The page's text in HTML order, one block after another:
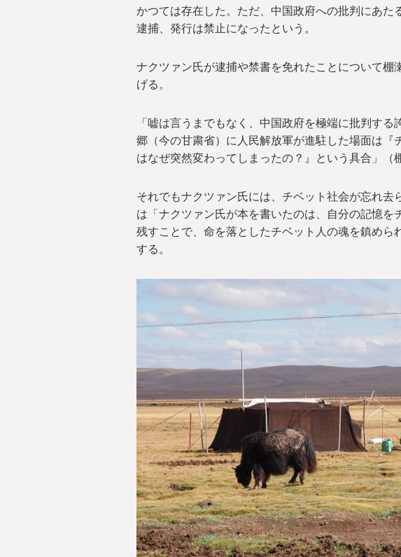
かつては存在した。ただ、中国政府への批判にあた
逮捕、発行は禁止になったという。
ナクツァン氏が逮捕や禁書を免れたことについて棚
げる。
「嘘は言うまでもなく、中国政府を極端に批判す
郷（今の甘粛省）に人民解放軍が進駐した場面は『
はなぜ突然変わってしまったの？』という具合」（
それでもナクツァン氏には、チベット社会が忘れ去
は「ナクツァン氏が本を書いたのは、自分の記憶を
残すことで、命を落としたチベット人の魂を鎮めら
する。